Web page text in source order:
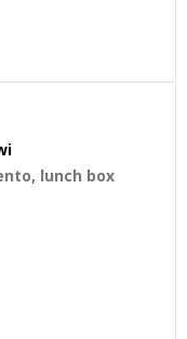
lunch box